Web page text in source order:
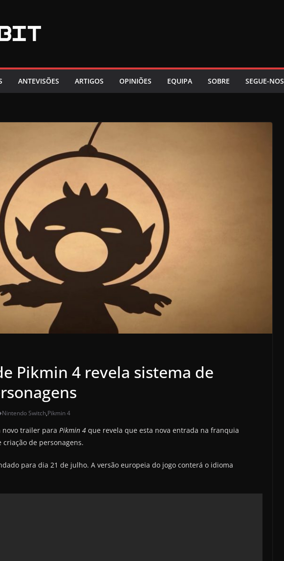
ANTEVISÕES ARTIGOS OPINIÕES EQUIPA SOBRE SEGUE-NOS
Pikmin 4 revela sistema de
Nintendo Switch,Pikmin 4
trailer para Pikmin 4 que revela que esta nova entrada na franquia
de personagens.
para dia 21 de julho. A versão europeia do jogo conterá o idioma